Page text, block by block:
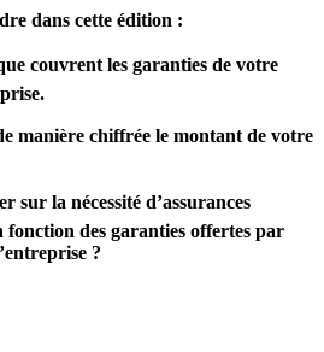
dans cette édition :
couvrent les garanties de votre
manière chiffrée le montant de votre
sur la nécessité d’assurances
fonction des garanties offertes par
?